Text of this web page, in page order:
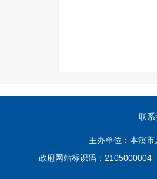
联系
主办单位：本溪
政府网站标识码：